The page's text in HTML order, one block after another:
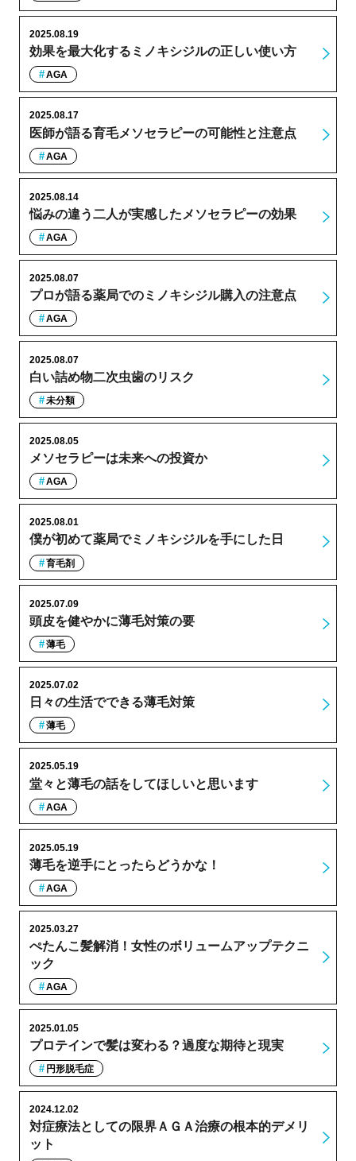
効果を最大化するミノキシジルの正しい使い方
2025.08.19
AGA
医師が語る育毛メソセラピーの可能性と注意点
2025.08.17
AGA
悩みの違う二人が実感したメソセラピーの効果
2025.08.14
AGA
プロが語る薬局でのミノキシジル購入の注意点
2025.08.07
AGA
白い詰め物二次虫歯のリスク
2025.08.07
未分類
メソセラピーは未来への投資か
2025.08.05
AGA
僕が初めて薬局でミノキシジルを手にした日
2025.08.01
育毛剤
頭皮を健やかに薄毛対策の要
2025.07.09
薄毛
日々の生活でできる薄毛対策
2025.07.02
薄毛
堂々と薄毛の話をしてほしいと思います
2025.05.19
AGA
薄毛を逆手にとったらどうかな！
2025.05.19
AGA
ぺたんこ髪解消！女性のボリュームアップテクニ
ック
2025.03.27
AGA
プロテインで髪は変わる？過度な期待と現実
2025.01.05
円形脱毛症
対症療法としての限界ＡＧＡ治療の根本的デメリ
ット
2024.12.02